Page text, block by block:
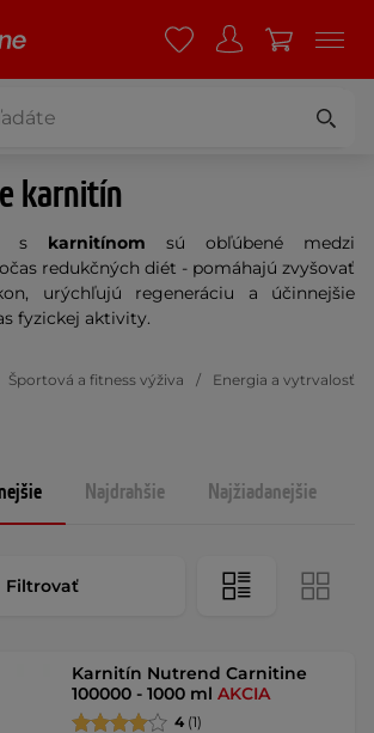
karnitín
s karnitínom sú obľúbené medzi
redukčných diét - pomáhajú zvyšovať
urýchľujú regeneráciu a účinnejšie
fyzickej aktivity.
Športová a fitness výživa Energia a vytrvalosť
Najdrahšie Najžiadanejšie
Filtrovať
Karnitín Nutrend Carnitine
100000 - 1000 mlAKCIA
4 (1)